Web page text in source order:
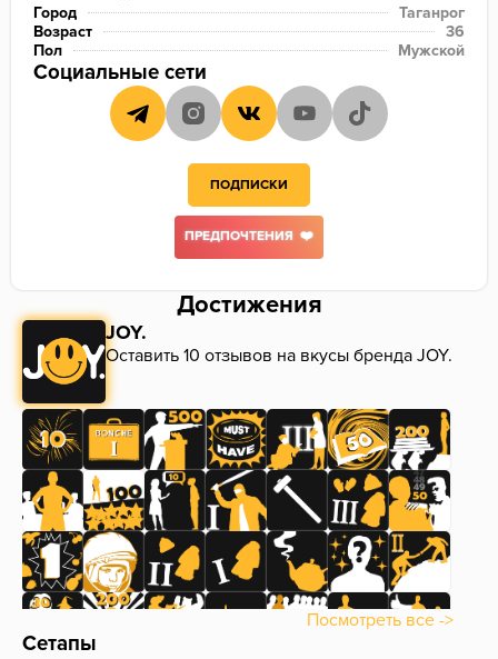
Город
Таганрог
Возраст
36
Пол
Мужской
Социальные сети
ПОДПИСКИ
ПРЕДПОЧТЕНИЯ ❤️
Достижения
JOY.
Оставить 10 отзывов на вкусы бренда JOY.
Посмотреть все ->
Сетапы